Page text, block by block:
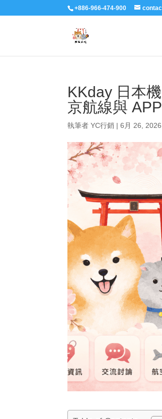
+886-966-474-900
KKday 日本
京航線與
執筆者YC行銷 |6月 26, 2026